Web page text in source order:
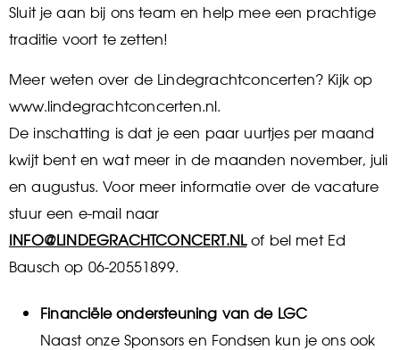
Sluit je aan bij ons team en help mee een prachtige
traditie voort te zetten!
Meer weten over de Lindegrachtconcerten? Kijk op
www.lindegrachtconcerten.nl.
De inschatting is dat je een paar uurtjes per maand
kwijt bent en wat meer in de maanden november, juli
en augustus. Voor meer informatie over de vacature
stuur een e-mail naar
INFO@LINDEGRACHTCONCERT.NLof bel met Ed
Bausch op 06-20551899.
Financiële ondersteuning van de LGC
Naast onze Sponsors en Fondsen kun je ons ook